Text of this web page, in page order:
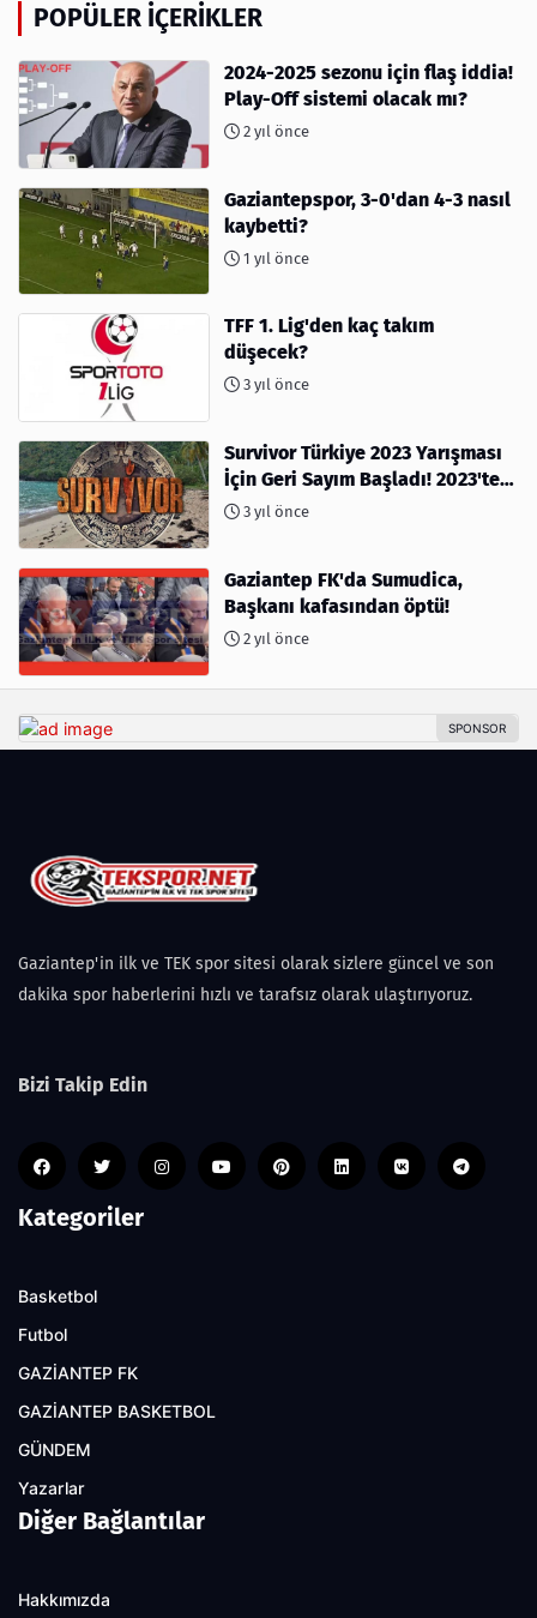
POPÜLER İÇERIKLER
2024-2025 sezonu için flaş iddia!
Play-Off sistemi olacak mı?
2 yıl önce
Gaziantepspor, 3-0'dan 4-3 nasıl
kaybetti?
1 yıl önce
TFF 1. Lig'den kaç takım
düşecek?
3 yıl önce
Survivor Türkiye 2023 Yarışması
İçin Geri Sayım Başladı! 2023'te
kimler var?
3 yıl önce
Gaziantep FK'da Sumudica,
Başkanı kafasından öptü!
2 yıl önce
Gaziantep'in ilk ve TEK spor sitesi olarak sizlere güncel ve son
dakika spor haberlerini hızlı ve tarafsız olarak ulaştırıyoruz.
Bizi Takip Edin
Kategoriler
Basketbol
Futbol
GAZİANTEP FK
GAZİANTEP BASKETBOL
GÜNDEM
Yazarlar
Diğer Bağlantılar
Hakkımızda